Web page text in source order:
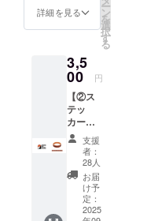
<S.P.N
POWER>
県弘前市に
て結成。
SNUFF、
OPERATION
IVY、Hi-
STANDARD
などのサウ
ンドに影響
を受け、自
カー
【クラ
ディン
グ限定
色】
サイズ
展開：
S, M,
L,XL,XX
L カ
ラー:ブ
ラック
Body
:United
Athle
詳細を見る ー
ン
を
選
択
す
る
3,5
00 円
【②ス
テッ
カー、
ラバー
バン
ド、お
礼状
(メー
ル)】 ・
OYAMA
支援
者：
28人
お届
け予
定：
2025